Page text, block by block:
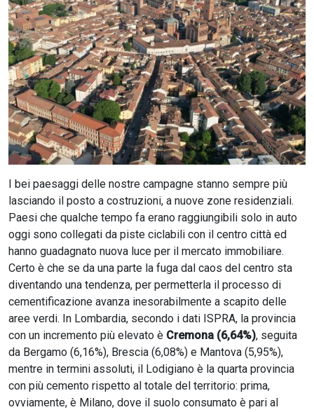
I bei paesaggi delle nostre campagne stanno sempre più
lasciando il posto a costruzioni, a nuove zone residenziali.
Paesi che qualche tempo fa erano raggiungibili solo in auto
oggi sono collegati da piste ciclabili con il centro città ed
hanno guadagnato nuova luce per il mercato immobiliare.
Certo è che se da una parte la fuga dal caos del centro sta
diventando una tendenza, per permetterla il processo di
cementificazione avanza inesorabilmente a scapito delle
aree verdi. In Lombardia, secondo i dati ISPRA, la provincia
con un incremento più elevato è Cremona (6,64%), seguita
da Bergamo (6,16%), Brescia (6,08%) e Mantova (5,95%),
mentre in termini assoluti, il Lodigiano è la quarta provincia
con più cemento rispetto al totale del territorio: prima,
ovviamente, è Milano, dove il suolo consumato è pari al